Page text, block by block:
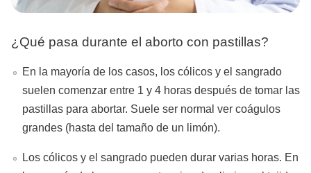
¿Qué pasa durante el aborto con pastillas?
En la mayoría de los casos, los cólicos y el sangrado
suelen comenzar entre 1 y 4 horas después de tomar las
pastillas para abortar. Suele ser normal ver coágulos
grandes (hasta del tamaño de un limón).
Los cólicos y el sangrado pueden durar varias horas. En